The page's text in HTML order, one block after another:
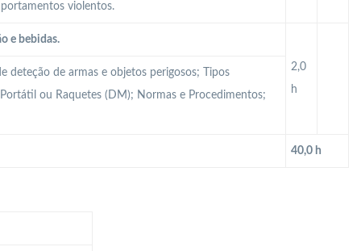
violentos.
e bebidas.
2,0
h
deteção de armas e objetos perigosos; Tipos
ou Raquetes (DM); Normas e Procedimentos;
40,0 h